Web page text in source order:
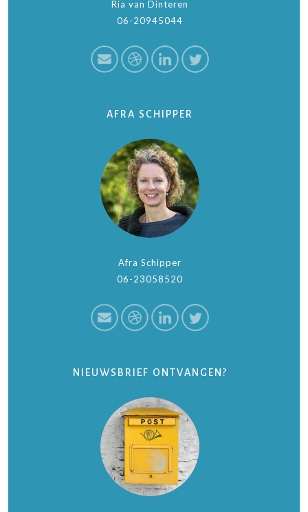
Ria van Dinteren
06-20945044
AFRA SCHIPPER
Afra Schipper
06-23058520
NIEUWSBRIEF ONTVANGEN?